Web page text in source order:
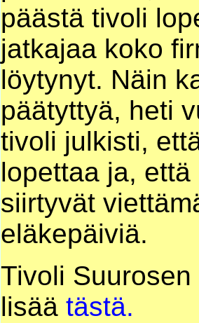
päästä tivoli
jatkajaa koko
löytynyt. Näin
päätyttyä, heti
tivoli julkisti,
lopettaa ja,
siirtyvät
eläkepäiviä.
Tivoli
lisää tästä.